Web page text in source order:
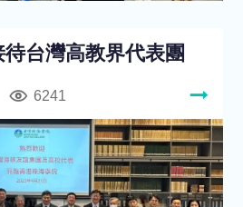
台灣高教界代表團
6241